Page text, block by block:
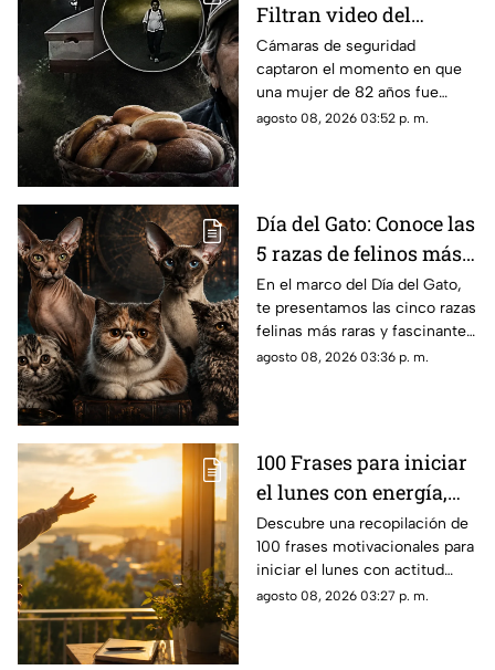
Filtran video del
asesinato de abuelita
vendedora de cemitas
en Puebla: le robaron
unos pesos
Cámaras de seguridad
captaron el momento en que
una mujer de 82 años fue
asesinada al regresar de
agosto 08, 2026 03:52 p. m.
Día del Gato: Conoce las
5 razas de felinos más
raras del mundo
En el marco del Día del Gato,
te presentamos las cinco razas
felinas más raras y fascinantes
del planeta por sus singulares
agosto 08, 2026 03:36 p. m.
100 Frases para iniciar
el lunes con energía,
motivación y éxito
Descubre una recopilación de
100 frases motivacionales para
iniciar el lunes con actitud
positiva, superar la rutina y
agosto 08, 2026 03:27 p. m.